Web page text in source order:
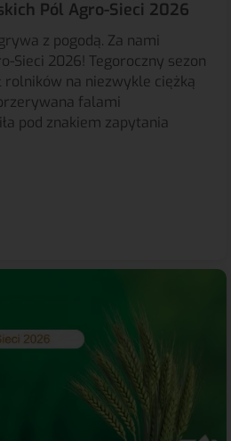
Pól Agro-Sieci 2026
z pogodą. Za nami
Sieci 2026! Tegoroczny sezon
na niezwykle ciężką
falami
pod znakiem zapytania